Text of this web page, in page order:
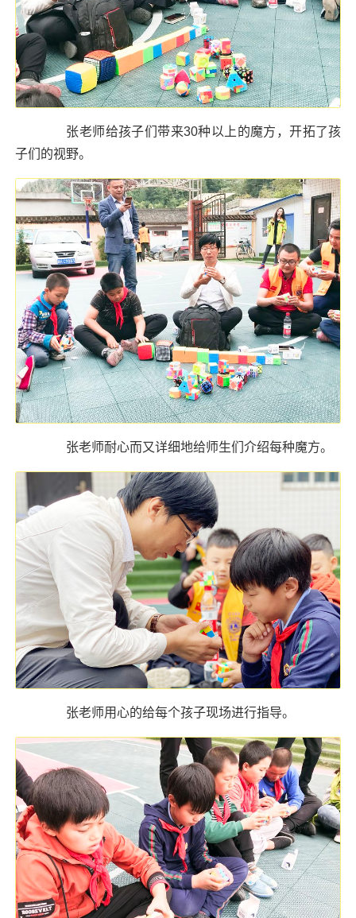
张老师给孩子们带来30种以上的魔方，开拓了孩
子们的视野。
张老师耐心而又详细地给师生们介绍每种魔方。
张老师用心的给每个孩子现场进行指导。